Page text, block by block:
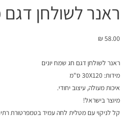
ראנר לשולחן
₪58.00
ראנר לשולחן דגם חג שמח יונים
מידות: 30X120 ס"מ
איכות מעולה, עיצוב יחודי.
מיוצר בישראל!
קל לניקוי עם מטלית לחה עמיד בטמפרטורת